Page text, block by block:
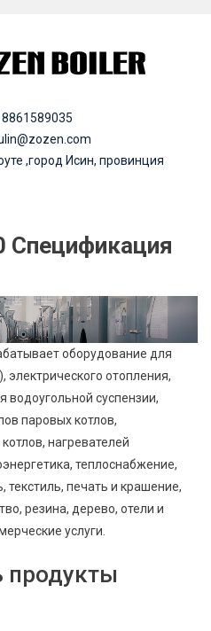
,город Исин, провинция
Спецификация
оборудование для
электрического отопления,
водоугольной суспензии,
паровых котлов,
нагревателей
теплоснабжение,
печать и крашение,
резина, дерево, отели и
услуги.
продукты